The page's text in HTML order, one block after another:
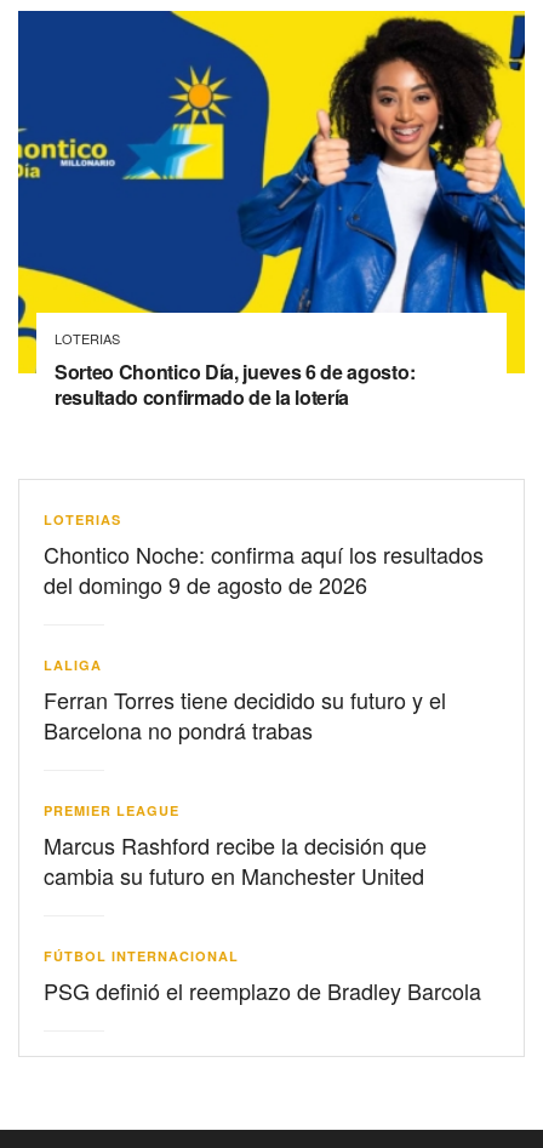
LOTERIAS
Sorteo Chontico Día, jueves 6 de agosto:
resultado confirmado de la lotería
LOTERIAS
Chontico Noche: confirma aquí los resultados
del domingo 9 de agosto de 2026
LALIGA
Ferran Torres tiene decidido su futuro y el
Barcelona no pondrá trabas
PREMIER LEAGUE
Marcus Rashford recibe la decisión que
cambia su futuro en Manchester United
FÚTBOL INTERNACIONAL
PSG definió el reemplazo de Bradley Barcola